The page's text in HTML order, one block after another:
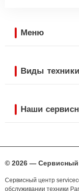
Меню
Виды техники
Наши
© 2026 — Сервисный
Сервисный центр
обслуживании техники